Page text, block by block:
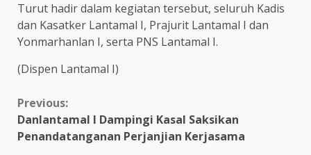
Turut hadir dalam kegiatan tersebut, seluruh Kadis
dan Kasatker Lantamal I, Prajurit Lantamal I dan
Yonmarhanlan I, serta PNS Lantamal I.
(Dispen Lantamal I)
Continue
Reading
Previous:
Danlantamal I Dampingi Kasal Saksikan
Penandatanganan Perjanjian Kerjasama